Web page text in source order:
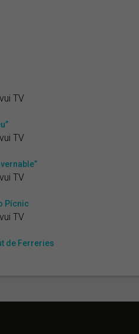
TV
TV
TV
Pícnic
TV
de Ferreries